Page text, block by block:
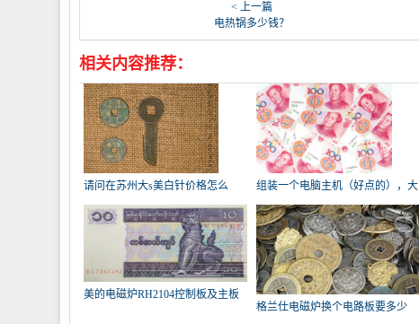
< 上一篇
电热锅多少钱？
相关内容推荐：
请问在苏州大s美白针价格怎么
样？哪
组装一个电脑主机（好点的），大
概需要多
美的电磁炉RH2104控制板及主板
格兰仕电磁炉换个电路板要多少